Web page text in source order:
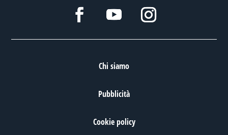
Chi siamo
Pubblicità
Cookie policy